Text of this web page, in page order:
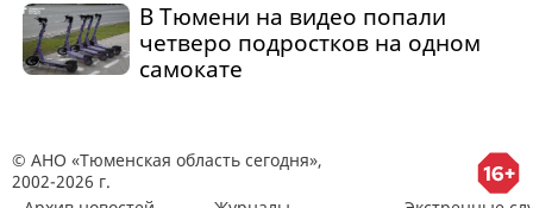
В Тюмени на видео попали
четверо подростков на одном
самокате
© АНО «Тюменская область сегодня»,
2002-2026 г.